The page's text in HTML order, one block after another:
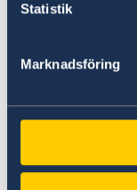
Statistik
Marknadsföring
sobre estudos
Leia mais